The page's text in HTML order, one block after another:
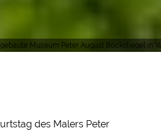
Museum Peter August Böckstiegel in
des Malers Peter